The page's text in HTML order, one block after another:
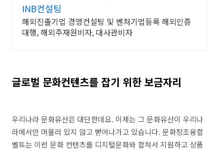
INB컨설팅
해외진출기업 경영컨설팅 및 벤처기업등록 해외인증
대행, 해외주재원비자, 대사관비자
글로벌 문화컨텐츠를 잡기 위한 보금자리
우리나라 문화유산은 대단한데요. 이제는 그 문화유산이 우리나
라에서만 머물러 있지 않고 뻗어나가고 있습니다. 문화창조융합
벨트는 이런 문화 컨텐츠를 디지털문화와 합쳐서 지원하고 상품